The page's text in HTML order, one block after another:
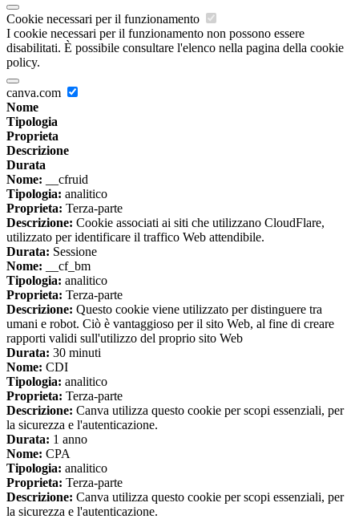
Cookie necessari per il funzionamento
I cookie necessari per il funzionamento non possono essere
disabilitati. È possibile consultare l'elenco nella pagina della cookie
policy.
canva.com
Nome
Tipologia
Proprieta
Descrizione
Durata
Nome: __cfruid
Tipologia: analitico
Proprieta: Terza-parte
Descrizione: Cookie associati ai siti che utilizzano CloudFlare,
utilizzato per identificare il traffico Web attendibile.
Durata: Sessione
Nome: __cf_bm
Tipologia: analitico
Proprieta: Terza-parte
Descrizione: Questo cookie viene utilizzato per distinguere tra
umani e robot. Ciò è vantaggioso per il sito Web, al fine di creare
rapporti validi sull'utilizzo del proprio sito Web
Durata: 30 minuti
Nome: CDI
Tipologia: analitico
Proprieta: Terza-parte
Descrizione: Canva utilizza questo cookie per scopi essenziali, per
la sicurezza e l'autenticazione.
Durata: 1 anno
Nome: CPA
Tipologia: analitico
Proprieta: Terza-parte
Descrizione: Canva utilizza questo cookie per scopi essenziali, per
la sicurezza e l'autenticazione.